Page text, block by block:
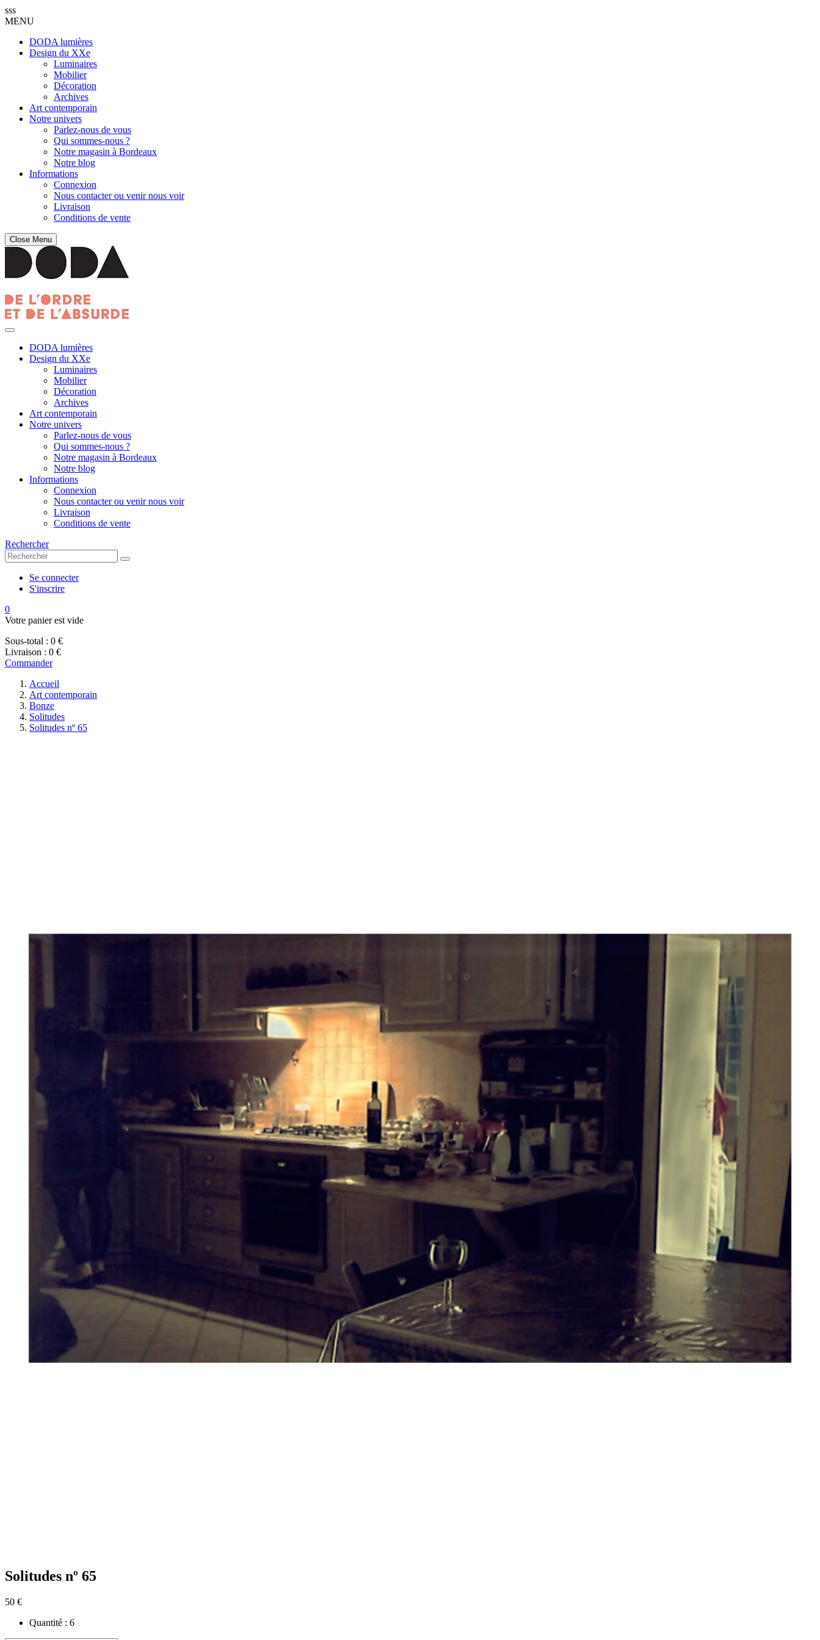
sss
MENU
DODA lumières
Design du XXe
Luminaires
Mobilier
Décoration
Archives
Art contemporain
Notre univers
Parlez-nous de vous
Qui sommes-nous ?
Notre magasin à Bordeaux
Notre blog
Informations
Connexion
Nous contacter ou venir nous voir
Livraison
Conditions de vente
Close Menu
DODA lumières
Design du XXe
Luminaires
Mobilier
Décoration
Archives
Art contemporain
Notre univers
Parlez-nous de vous
Qui sommes-nous ?
Notre magasin à Bordeaux
Notre blog
Informations
Connexion
Nous contacter ou venir nous voir
Livraison
Conditions de vente
Rechercher
Se connecter
S'inscrire
0
Votre panier est vide
Sous-total : 0 €
Livraison : 0 €
Commander
Accueil
Art contemporain
Bonze
Solitudes
Solitudes nº 65
Solitudes nº 65
50 €
Quantité : 6